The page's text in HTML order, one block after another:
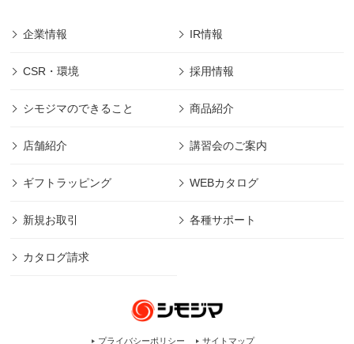
企業情報 IR情報
CSR・環境 採用情報
シモジマのできること 商品紹介
店舗紹介 講習会のご案内
ギフトラッピング WEBカタログ
新規お取引 各種サポート
カタログ請求
プライバシーポリシー サイトマップ